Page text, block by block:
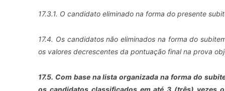
17.3.1. O candidato eliminado na forma do presente
17.4. Os candidatos não eliminados na forma do
os valores decrescentes da pontuação final na prova
17.5. Com base na lista organizada na forma do
os candidatos classificados em até 3 (três) vezeso